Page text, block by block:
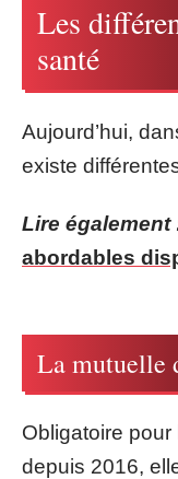
Les
santé
Aujourd’hui,
existe
Lire également
abordables
La mutuelle
Obligatoire
depuis 2016,